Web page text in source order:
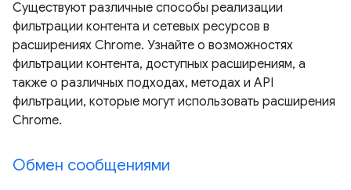
Существуют различные способы реализации
фильтрации контента и сетевых ресурсов в
расширениях Chrome. Узнайте о возможностях
фильтрации контента, доступных расширениям, а
также о различных подходах, методах и API
фильтрации, которые могут использовать расширения
Chrome.
Обмен сообщениями